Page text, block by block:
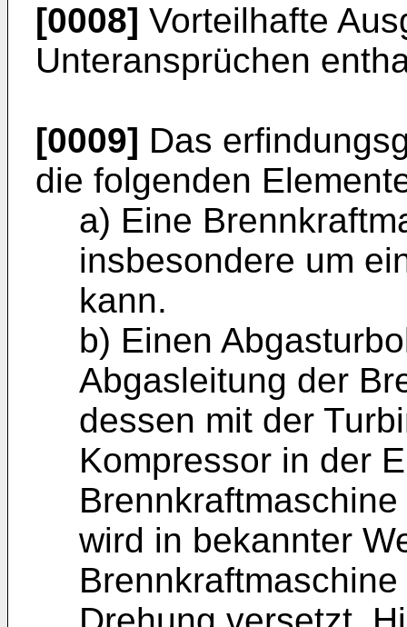
[0008] Vorteilhafte
Unteransprüchen
[0009] Das
die folgenden
a) Eine
insbesondere um
kann.
b) Einen
Abgasleitung der
dessen mit der
Kompressor in der
wird in bekannter